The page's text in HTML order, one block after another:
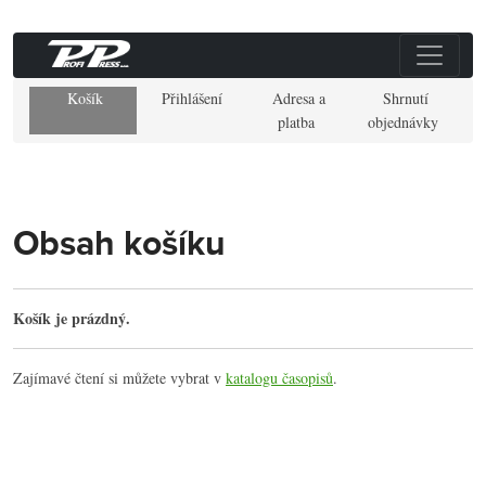
Košík Přihlášení
Adresa a
platba
Shrnutí
objednávky
Obsah košíku
Košík je prázdný.
Zajímavé čtení si můžete vybrat v katalogu časopisů.